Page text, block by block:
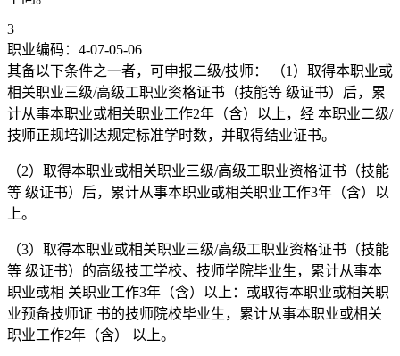
3
职业编码：4-07-05-06
其备以下条件之一者，可申报二级/技师： （1）取得本职业或
相关职业三级/高级工职业资格证书（技能等 级证书）后，累
计从事本职业或相关职业工作2年（含）以上，经 本职业二级/
技师正规培训达规定标准学时数，并取得结业证书。
（2）取得本职业或相关职业三级/高级工职业资格证书（技能
等 级证书）后，累计从事本职业或相关职业工作3年（含）以
上。
（3）取得本职业或相关职业三级/高级工职业资格证书（技能
等 级证书）的高级技工学校、技师学院毕业生，累计从事本
职业或相 关职业工作3年（含）以上：或取得本职业或相关职
业预备技师证 书的技师院校毕业生，累计从事本职业或相关
职业工作2年（含） 以上。